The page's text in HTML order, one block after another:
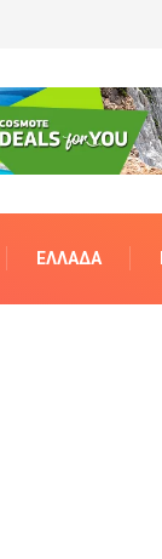
ΕΛΛΆΔΑ